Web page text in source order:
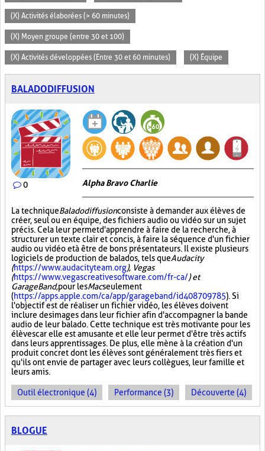
(X) Activités élaborées (> 60 minutes)
(X) Moyen groupe (entre 30 et 100)
(X) Activités développées (Entre 30 et 60 minutes) (X) Équipe
BALADODIFFUSION
0 Alpha Bravo Charlie
La techniqueBaladodiffusionconsiste à demander aux élèves de
créer, seul ou en équipe, des fichiers audio ou vidéo sur un sujet
précis. Cela leur permet d'apprendre à faire de la recherche, à
structurer un texte clair et concis, à faire la séquence d'un fichier
audio ou vidéo et à être de bons présentateurs. Il existe plusieurs
logiciels de production de balados, tels queAudacity
(https://www.audacityteam.org), Vegas
(https://www.vegascreativesoftware.com/fr-ca/) et
GarageBand,pour lesMacseulement
(https://apps.apple.com/ca/app/garageband/id408709785). Si
l'objectif est de réaliser un fichier vidéo, les élèves doivent
inclure des images dans leur fichier afin d'accompagner la bande
audio de leur balado. Cette technique est très motivante pour les
élèves car elle est amusante et elle leur permet d'être très actifs
dans leurs apprentissages. De plus, elle mène à la création d'un
produit concret dont les élèves sont généralement très fiers et
qu'ils ont envie de partager avec leurs collègues, leur famille et
leurs amis.
Outil électronique (4) Performance (3) Découverte (4)
BLOGUE